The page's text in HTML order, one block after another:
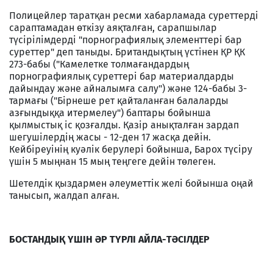
Полицейлер таратқан ресми хабарламада суреттерді
сараптамадан өткізу аяқталған, сарапшылар
түсірілімдерді "порнографиялық элементтері бар
суреттер" деп таныды. Британдықтың үстінен ҚР ҚК
273-бабы ("Камелетке толмағандардың
порнографиялық суреттері бар материалдарды
дайындау және айналымға салу") және 124-бабы 3-
тармағы ("Бірнеше рет қайталанған балаларды
азғындыққа итермелеу") баптары бойынша
қылмыстық іс қозғалды. Қазір анықталған зардап
шегушілердің жасы - 12-ден 17 жасқа дейін.
Кейбіреуінің куәлік берулері бойынша, Барох түсіру
үшін 5 мыңнан 15 мың теңгеге дейін төлеген.
Шетелдік қыздармен әлеуметтік желі бойынша оңай
танысып, жалдап алған.
БОСТАНДЫҚ ҮШІН ӘР ТҮРЛІ АЙЛА-ТӘСІЛДЕР